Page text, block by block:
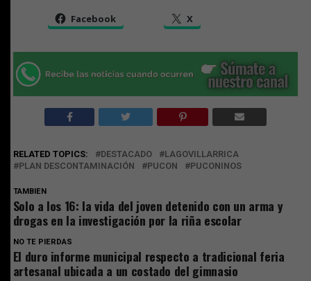
Facebook X
RELATED TOPICS: DESTACADO
LAGOVILLARRICA
PLAN DESCONTAMINACIÓN
PUCON PUCONINOS
TAMBIEN
Solo a los 16: la vida del joven detenido con un arma y
drogas en la investigación por la riña escolar
NO TE PIERDAS
El duro informe municipal respecto a tradicional feria
artesanal ubicada a un costado del gimnasio